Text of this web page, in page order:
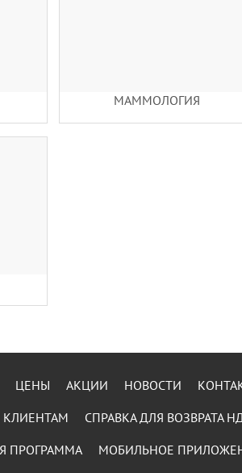
МАММОЛОГИЯ
НОВОСТИ
АКЦИИ
ЦЕНЫ
СПРАВКА ДЛЯ ВОЗВРАТА
МОБИЛЬНОЕ
ПРОГРАММА